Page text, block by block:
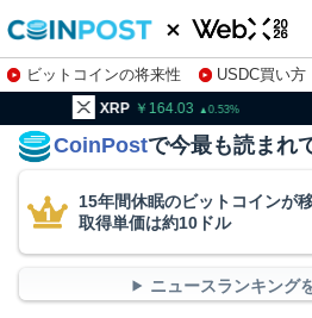
ビットコインの将来性 USDC買い方
株特集・関連銘柄
0.53 BNB
CoinPostで今最も読まれ
15年間休眠のビットコインが
取得単価は約10ドル
ニュースランキング